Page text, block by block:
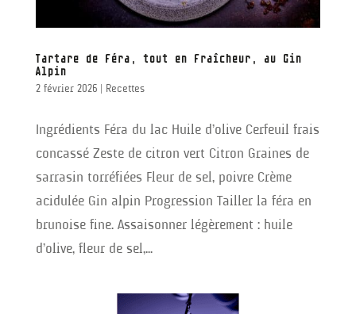
Tartare de féra, tout en fraîcheur, au Gin
Alpin
2 février 2026| Recettes
Ingrédients Féra du lac Huile d’olive Cerfeuil frais
concassé Zeste de citron vert Citron Graines de
sarrasin torréfiées Fleur de sel, poivre Crème
acidulée Gin alpin Progression Tailler la féra en
brunoise fine. Assaisonner légèrement : huile
d’olive, fleur de sel,...